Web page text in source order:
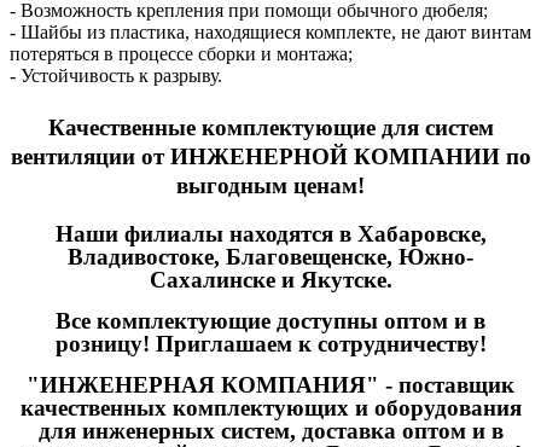
- Возможность крепления при помощи обычного дюбеля;
- Шайбы из пластика, находящиеся комплекте, не дают винтам
потеряться в процессе сборки и монтажа;
- Устойчивость к разрыву.
Качественные комплектующие для систем
вентиляции от ИНЖЕНЕРНОЙ КОМПАНИИ по
выгодным ценам!
Наши филиалы находятся в Хабаровске,
Владивостоке, Благовещенске, Южно-
Сахалинске и Якутске.
Все комплектующие доступны оптом и в
розницу! Приглашаем к сотрудничеству!
"ИНЖЕНЕРНАЯ КОМПАНИЯ" - поставщик
качественных комплектующих и оборудования
для инженерных систем, доставка оптом и в